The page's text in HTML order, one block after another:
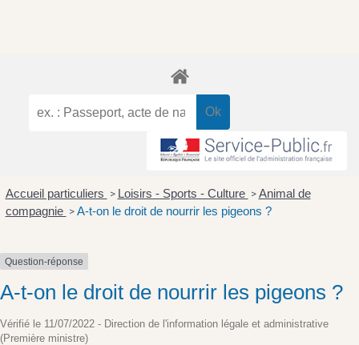
Accueil particuliers > Loisirs - Sports - Culture > Animal de
compagnie > A-t-on le droit de nourrir les pigeons ?
Question-réponse
A-t-on le droit de nourrir les pigeons ?
Vérifié le 11/07/2022 - Direction de l'information légale et administrative
(Première ministre)